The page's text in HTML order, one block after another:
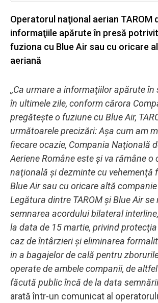
Operatorul naţional aerian TAROM
informaţiile apărute în presă
fuziona cu Blue Air sau cu oricare
aeriană
,,Ca urmare a informaţiilor apărute
în ultimele zile, conform cărora
pregăteşte o fuziune cu Blue Air,
următoarele precizări: Aşa cum am
fiecare ocazie, Compania Naţională
Aeriene Române este şi va rămâne o
naţională şi dezminte cu vehemenţă
Blue Air sau cu oricare altă
Legătura dintre TAROM şi Blue Air
semnarea acordului bilateral
la data de 15 martie, privind
caz de întârzieri şi eliminarea
in a bagajelor de cală pentru
operate de ambele companii, de
făcută public încă de la data
arată într-un comunicat al